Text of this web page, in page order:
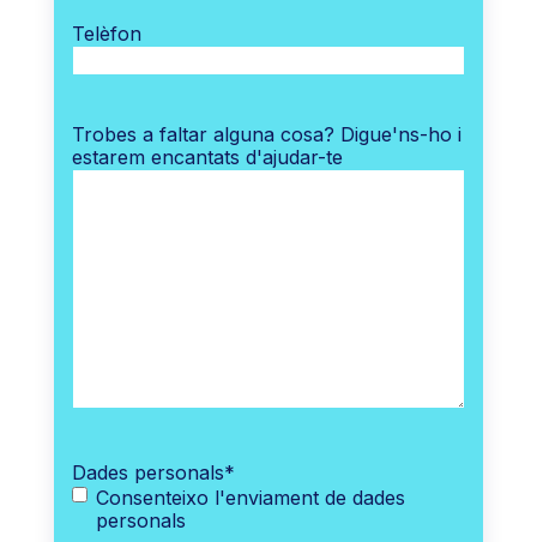
Telèfon
Trobes a faltar alguna cosa? Digue'ns-ho i
estarem encantats d'ajudar-te
Dades personals*
Consenteixo l'enviament de dades
personals